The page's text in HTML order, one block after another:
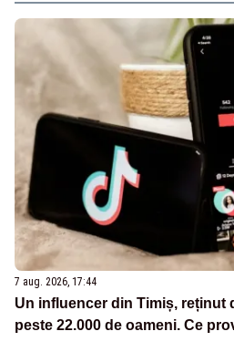
7 aug. 2026, 17:44
Un influencer din Timiș, reținut
peste 22.000 de oameni. Ce